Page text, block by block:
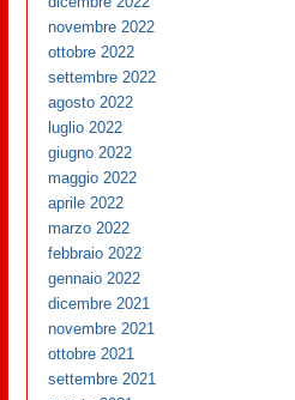
novembre 2022
ottobre 2022
settembre 2022
agosto 2022
luglio 2022
giugno 2022
maggio 2022
aprile 2022
marzo 2022
febbraio 2022
gennaio 2022
dicembre 2021
novembre 2021
ottobre 2021
settembre 2021